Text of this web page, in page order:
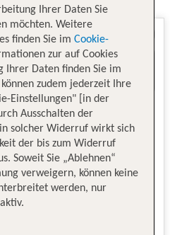
Ihrer Daten Sie
möchten. Weitere
finden Sie im Cookie-
zur auf Cookies
Ihrer Daten finden Sie im
können zudem jederzeit Ihre
Einstellungen" [in der
Ausschalten der
solcher Widerruf wirkt sich
der bis zum Widerruf
Soweit Sie „Ablehnen“
verweigern, können keine
werden, nur